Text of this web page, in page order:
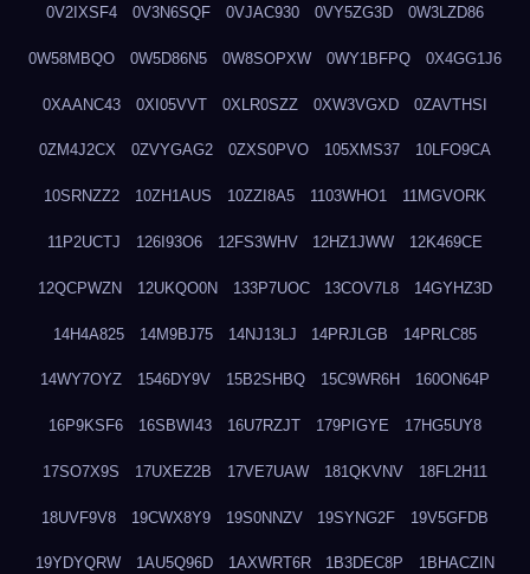
0V2IXSF4 0V3N6SQF 0VJAC930 0VY5ZG3D 0W3LZD86
0W58MBQO 0W5D86N5 0W8SOPXW 0WY1BFPQ 0X4GG1J6
0XAANC43 0XI05VVT 0XLR0SZZ 0XW3VGXD 0ZAVTHSI
0ZM4J2CX 0ZVYGAG2 0ZXS0PVO 105XMS37 10LFO9CA
10SRNZZ2 10ZH1AUS 10ZZI8A5 1103WHO1 11MGVORK
11P2UCTJ 126I93O6 12FS3WHV 12HZ1JWW 12K469CE
12QCPWZN 12UKQO0N 133P7UOC 13COV7L8 14GYHZ3D
14H4A825 14M9BJ75 14NJ13LJ 14PRJLGB 14PRLC85
14WY7OYZ 1546DY9V 15B2SHBQ 15C9WR6H 160ON64P
16P9KSF6 16SBWI43 16U7RZJT 179PIGYE 17HG5UY8
17SO7X9S 17UXEZ2B 17VE7UAW 181QKVNV 18FL2H11
18UVF9V8 19CWX8Y9 19S0NNZV 19SYNG2F 19V5GFDB
19YDYQRW 1AU5Q96D 1AXWRT6R 1B3DEC8P 1BHACZIN